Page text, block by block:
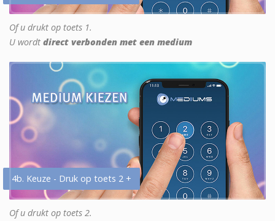
Of u drukt op toets 1.
U wordt direct verbonden met een medium
4b. Keuze - Druk op toets 2 +
Of u drukt op toets 2.